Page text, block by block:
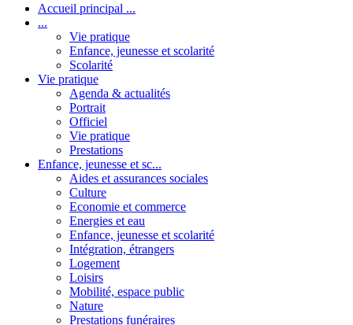
Accueil principal ...
...
Vie pratique
Enfance, jeunesse et scolarité
Scolarité
Vie pratique
Agenda & actualités
Portrait
Officiel
Vie pratique
Prestations
Enfance, jeunesse et sc...
Aides et assurances sociales
Culture
Economie et commerce
Energies et eau
Enfance, jeunesse et scolarité
Intégration, étrangers
Logement
Loisirs
Mobilité, espace public
Nature
Prestations funéraires